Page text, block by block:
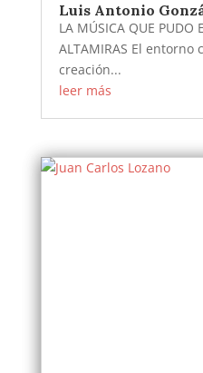
Luis Antonio
LA MÚSICA QUE PUDO
ALTAMIRAS El
creación...
leer más